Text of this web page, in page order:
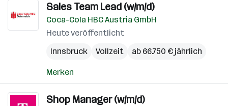
Sales Team Lead (w/m/d)
Coca-Cola HBC Austria GmbH
Heute veröffentlicht
Innsbruck
Vollzeit ab 66.750 € jährlich
Merken
Shop Manager (w/m/d)